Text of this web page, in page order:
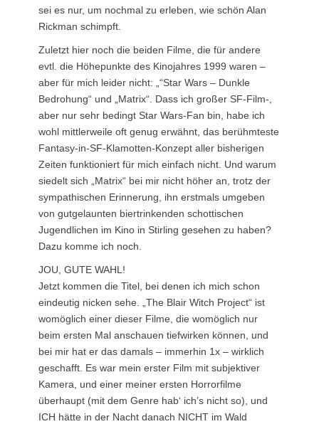
sei es nur, um nochmal zu erleben, wie schön Alan
Rickman schimpft.
Zuletzt hier noch die beiden Filme, die für andere
evtl. die Höhepunkte des Kinojahres 1999 waren –
aber für mich leider nicht: „“Star Wars – Dunkle
Bedrohung“ und „Matrix“. Dass ich großer SF-Film-,
aber nur sehr bedingt Star Wars-Fan bin, habe ich
wohl mittlerweile oft genug erwähnt, das berühmteste
Fantasy-in-SF-Klamotten-Konzept aller bisherigen
Zeiten funktioniert für mich einfach nicht. Und warum
siedelt sich „Matrix“ bei mir nicht höher an, trotz der
sympathischen Erinnerung, ihn erstmals umgeben
von gutgelaunten biertrinkenden schottischen
Jugendlichen im Kino in Stirling gesehen zu haben?
Dazu komme ich noch.
JOU, GUTE WAHL!
Jetzt kommen die Titel, bei denen ich mich schon
eindeutig nicken sehe. „The Blair Witch Project“ ist
womöglich einer dieser Filme, die womöglich nur
beim ersten Mal anschauen tiefwirken können, und
bei mir hat er das damals – immerhin 1x – wirklich
geschafft. Es war mein erster Film mit subjektiver
Kamera, und einer meiner ersten Horrorfilme
überhaupt (mit dem Genre hab‘ ich’s nicht so), und
ICH hätte in der Nacht danach NICHT im Wald